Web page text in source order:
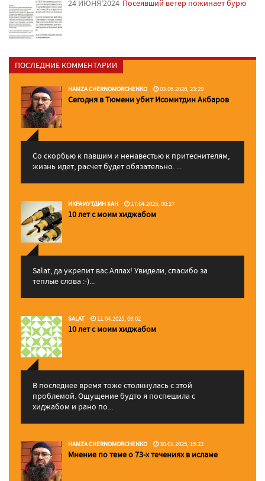
24 ИЮНЯ'2024 Посеявший ветер пожинает бурю
ПОСЛЕДНИЕ КОММЕНТАРИИ
HAMZA CHERNOMORCHENKO 03.06.2026, 23:29
Сегодня в Тюмени убит Исомитдин Акбаров
Со скорбью к павшим и ненавестью к притеснителям,
жизнь идет, расчет будет обязательно. ...
ИКРАМУТДИН ХАН 17.04.2025, 00:27
10 лет с моим хиджабом
Salat, да укрепит вас Аллаx! Увидели, спасибо за
теплые слова :-)...
SALAT 11.04.2025, 09:02
10 лет с моим хиджабом
В последнее время тоже столкнулась с этой
проблемой. Ощущение будто я поспешила с
хиджабом и рано по...
HAMZA CHERNOMORCHENKO 30.01.2025, 15:22
Мнение по теме о 73-х течениях в исламе